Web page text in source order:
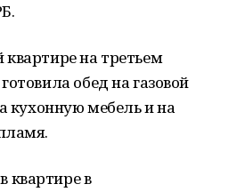
на третьем
обед на газовой
кухонную мебель и на
квартире в